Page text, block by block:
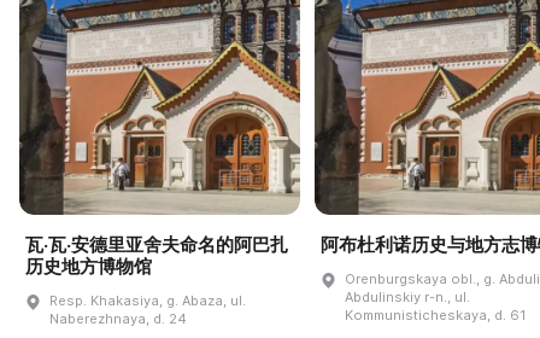
瓦·瓦·安德里亚舍夫命名的阿巴扎
历史地方博物馆
Resp. Khakasiya, g. Abaza, ul.
Naberezhnaya, d. 24
阿布杜利诺历史与地方志
Orenburgskaya obl., g.
Abdulinskiy r-n., ul.
Kommunisticheskaya, d. 61